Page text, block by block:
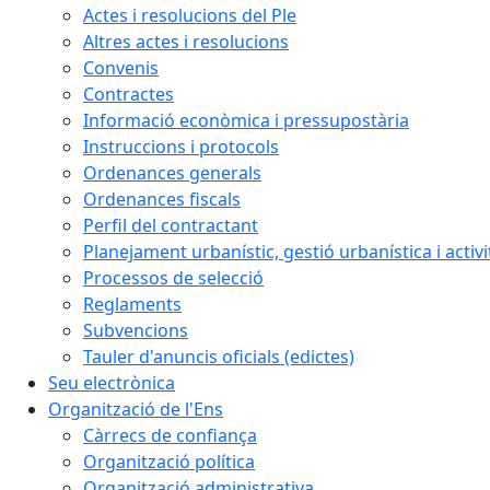
Actes i resolucions del Ple
Altres actes i resolucions
Convenis
Contractes
Informació econòmica i pressupostària
Instruccions i protocols
Ordenances generals
Ordenances fiscals
Perfil del contractant
Planejament urbanístic, gestió urbanística i
Processos de selecció
Reglaments
Subvencions
Tauler d'anuncis oficials (edictes)
Seu electrònica
Organització de l'Ens
Càrrecs de confiança
Organització política